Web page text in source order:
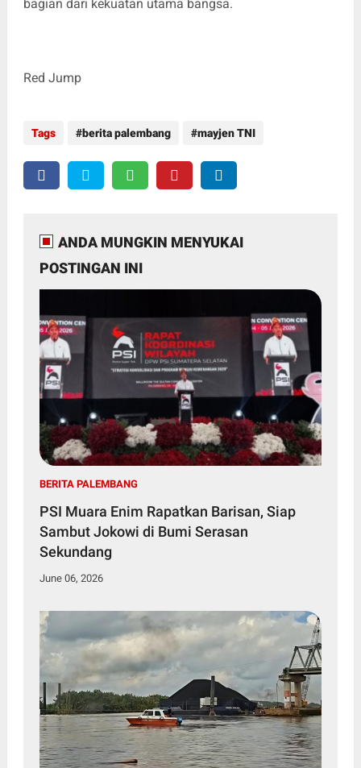
bagian dari kekuatan utama bangsa.
Red Jump
Tags berita palembang mayjen TNI
ANDA MUNGKIN MENYUKAI
POSTINGAN INI
BERITA PALEMBANG
PSI Muara Enim Rapatkan Barisan, Siap
Sambut Jokowi di Bumi Serasan
Sekundang
June 06, 2026